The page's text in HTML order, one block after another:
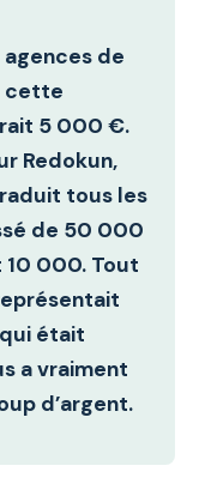
de
cette
5 000 €.
Redokun,
tous les
de 50 000
10 000. Tout
était
a vraiment
d’argent.